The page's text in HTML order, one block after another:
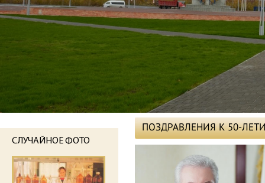
СЛУЧАЙНОЕ ФОТО
ПОЗДРАВЛЕНИЯ К 50-